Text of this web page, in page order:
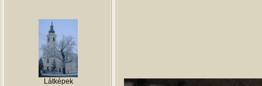
Látképek